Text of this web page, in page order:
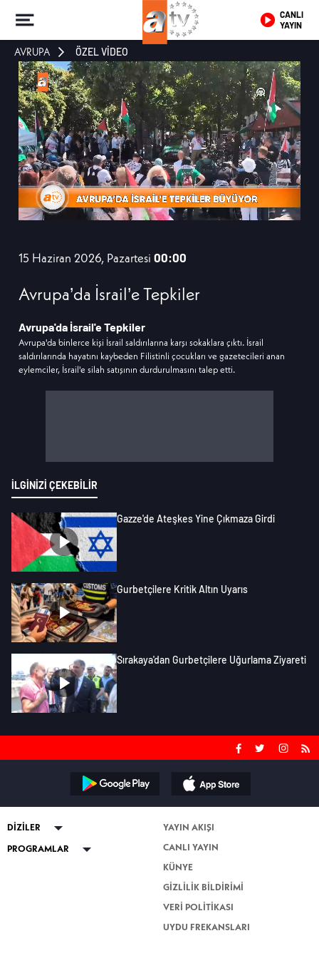
CANLI
YAYIN
AVRUPA ÖZEL VİDEO
15 Haziran 2026, Pazartesi 00:00
Avrupa’da İsrail’e Tepkiler
Avrupa'da İsrail'e Tepkiler
Avrupa'da binlerce kişi İsrail saldırılarına karşı sokaklara çıktı. İsrail
saldırılarında hayatını kaybeden Filistinli çocukları ve gazetecileri anan
eylemciler, İsrail'e silah satışının durdurulmasını talep etti.
İLGİNİZİ ÇEKEBİLİR
Gazze'de Ateşkes Yine Çıkmaza Girdi
Gurbetçilere Kritik Altın Uyarıs
Sırakaya'dan Gurbetçilere Uğurlama Ziyareti
DİZİLER
ABİ
PROGRAMLAR
YAYIN AKIŞI
CANLI YAYIN
KÜNYE
GİZLİLİK BİLDİRİMİ
VERİ POLİTİKASI
UYDU FREKANSLARI